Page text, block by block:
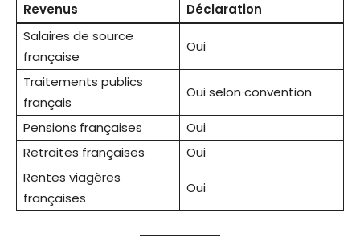
Revenus
Déclaration
Salaires de source
française
Oui
Traitements publics
français
Oui selon convention
Pensions françaises
Oui
Retraites françaises
Oui
Rentes viagères
françaises
Oui